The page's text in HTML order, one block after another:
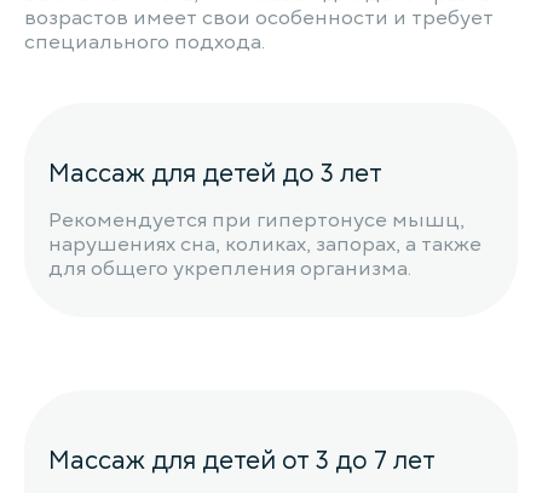
возрастов имеет свои особенности и требует
специального подхода.
Массаж для детей до 3 лет
Рекомендуется при гипертонусе мышц,
нарушениях сна, коликах, запорах, а также
для общего укрепления организма.
Массаж для детей от 3 до 7 лет